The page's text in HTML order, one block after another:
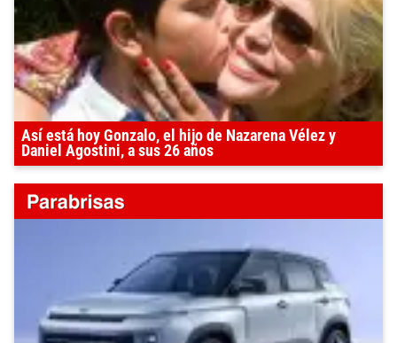
Así está hoy Gonzalo, el hijo de Nazarena Vélez y
Daniel Agostini, a sus 26 años